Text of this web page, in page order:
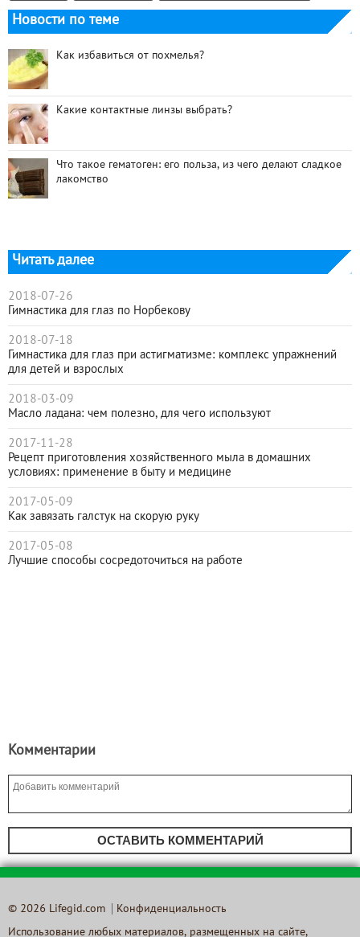
Новости по теме
Как избавиться от похмелья?
Какие контактные линзы выбрать?
Что такое гематоген: его польза, из чего делают сладкое
лакомство
Читать далее
2018-07-26
Гимнастика для глаз по Норбекову
2018-07-18
Гимнастика для глаз при астигматизме: комплекс упражнений
для детей и взрослых
2018-03-09
Масло ладана: чем полезно, для чего используют
2017-11-28
Рецепт приготовления хозяйственного мыла в домашних
условиях: применение в быту и медицине
2017-05-09
Как завязать галстук на скорую руку
2017-05-08
Лучшие способы сосредоточиться на работе
Комментарии
ОСТАВИТЬ КОММЕНТАРИЙ
© 2026 Lifegid.com Конфиденциальность
Использование любых материалов, размещенных на сайте,